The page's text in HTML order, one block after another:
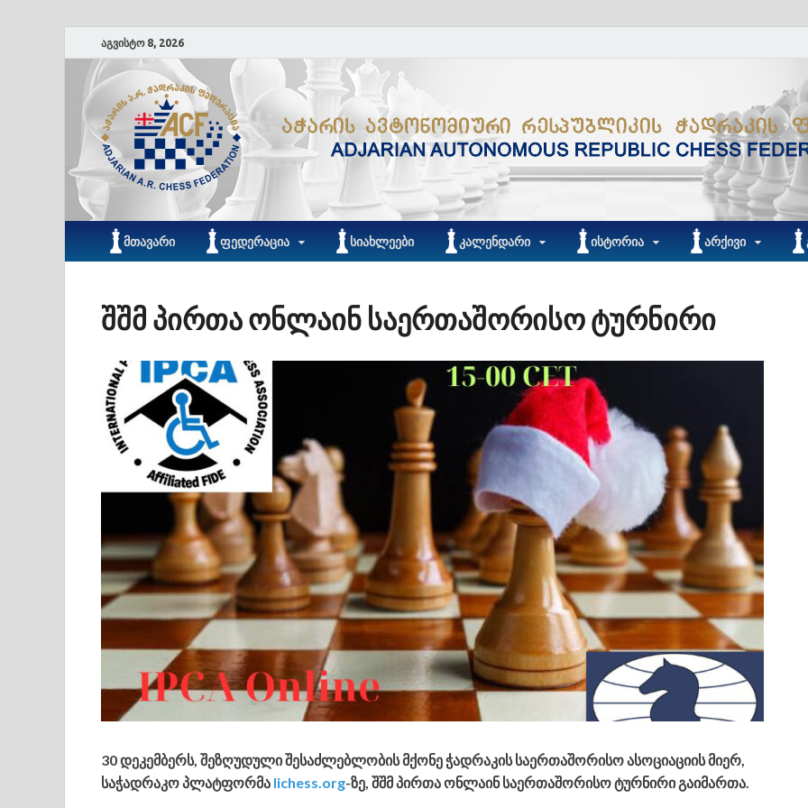
აგვისტო 8, 2026
ᲛᲗᲐᲕᲐᲠᲘ ᲤᲔᲓᲔᲠᲐᲪᲘᲐ ᲡᲘᲐᲮᲚᲔᲔᲑᲘ ᲙᲐᲚᲔᲜᲓᲐᲠᲘ ᲘᲡᲢᲝᲠᲘᲐ ᲐᲠᲥᲘᲕᲘ
შშმ პირთა ონლაინ საერთაშორისო ტურნირი
30 დეკემბერს, შეზღუდული შესაძლებლობის მქონე ჭადრაკის საერთაშორისო ასოციაციის მიერ,
საჭადრაკო პლატფორმა lichess.org-ზე, შშმ პირთა ონლაინ საერთაშორისო ტურნირი გაიმართა.